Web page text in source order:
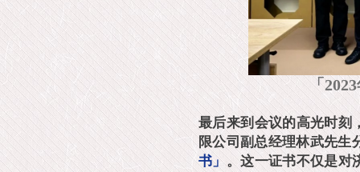
「
最后来到会议的高光时刻
限公司副总经理林武先生
书」。这一证书不仅是对